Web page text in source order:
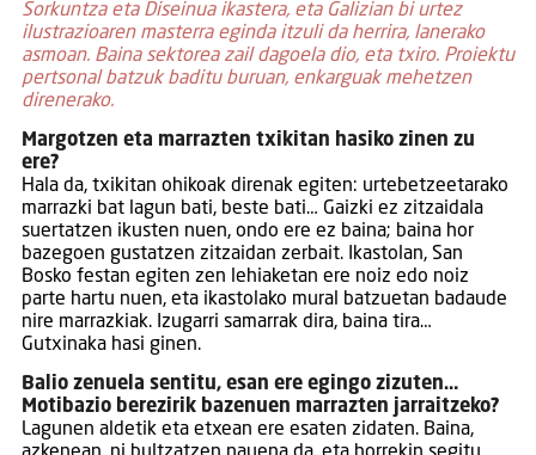
Sorkuntza eta Diseinua ikastera, eta Galizian bi urtez
ilustrazioaren masterra eginda itzuli da herrira, lanerako
asmoan. Baina sektorea zail dagoela dio, eta txiro. Proiektu
pertsonal batzuk baditu buruan, enkarguak mehetzen
direnerako.
Margotzen eta marrazten txikitan hasiko zinen zu
ere?
Hala da, txikitan ohikoak direnak egiten: urtebetzeetarako
marrazki bat lagun bati, beste bati… Gaizki ez zitzaidala
suertatzen ikusten nuen, ondo ere ez baina; baina hor
bazegoen gustatzen zitzaidan zerbait. Ikastolan, San
Bosko festan egiten zen lehiaketan ere noiz edo noiz
parte hartu nuen, eta ikastolako mural batzuetan badaude
nire marrazkiak. Izugarri samarrak dira, baina tira…
Gutxinaka hasi ginen.
Balio zenuela sentitu, esan ere egingo zizuten…
Motibazio berezirik bazenuen marrazten jarraitzeko?
Lagunen aldetik eta etxean ere esaten zidaten. Baina,